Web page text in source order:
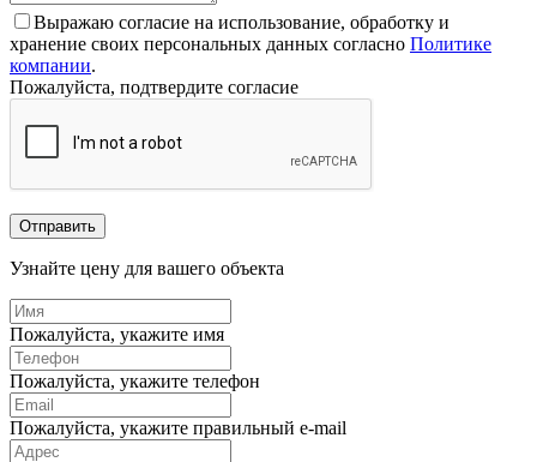
Выражаю согласие на использование, обработку и
хранение своих персональных данных согласно Политике
компании.
Пожалуйста, подтвердите согласие
Отправить
Узнайте цену для вашего объекта
Пожалуйста, укажите имя
Пожалуйста, укажите телефон
Пожалуйста, укажите правильный e-mail